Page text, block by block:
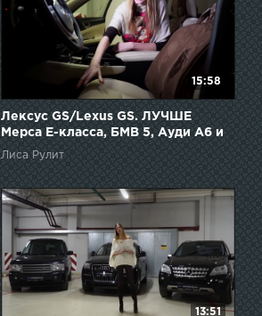
15:58
Лексус GS/Lexus GS. ЛУЧШЕ
Мерса Е-класса, БМВ 5, Ауди А6 и
пр. 4K
Лиса Рулит
13:51